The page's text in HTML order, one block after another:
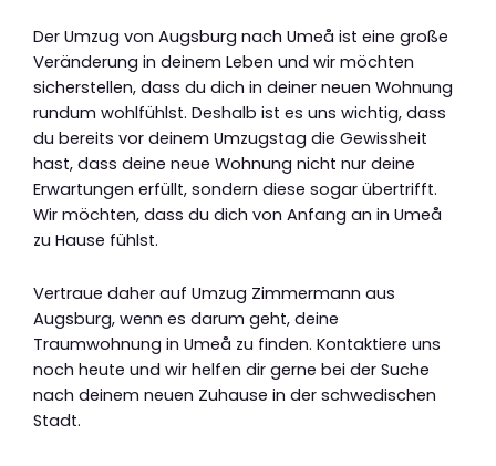
Der Umzug von Augsburg nach Umeå ist eine große
Veränderung in deinem Leben und wir möchten
sicherstellen, dass du dich in deiner neuen Wohnung
rundum wohlfühlst. Deshalb ist es uns wichtig, dass
du bereits vor deinem Umzugstag die Gewissheit
hast, dass deine neue Wohnung nicht nur deine
Erwartungen erfüllt, sondern diese sogar übertrifft.
Wir möchten, dass du dich von Anfang an in Umeå
zu Hause fühlst.
Vertraue daher auf Umzug Zimmermann aus
Augsburg, wenn es darum geht, deine
Traumwohnung in Umeå zu finden. Kontaktiere uns
noch heute und wir helfen dir gerne bei der Suche
nach deinem neuen Zuhause in der schwedischen
Stadt.